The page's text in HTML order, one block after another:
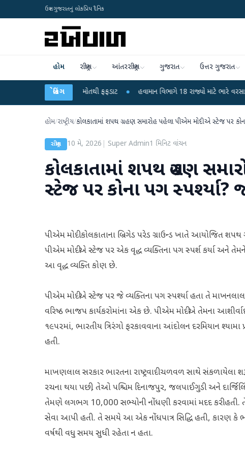
ઉત્તર ગુજરાતનું લોકપ્રિય દૈનિક
હોમ રાષ્ટ્રીય આંતરરાષ્ટ્રીય ગુજરાત ઉત્તર ગુજરાત
બ્રેકિંગ
6 બાળકોના મોતથી ફફડાટ ● હવામાન વિભાગે 18 રાજ્યો માટે ભારે વરસાદની ચેતવણી
હોમ/રાષ્ટ્રીય/કોલકાતામાં શપથ ગ્રહણ સમારોહ પહેલા પીએમ મોદીએ સ્ટેજ પર
રાષ્ટ્રીય 10 મે, 2026 Super Admin1 મિનિટ વાંચન
કોલકાતામાં શપથ ગ્રહણ
સ્ટેજ પર કોના પગ સ્પર્શ્યા?
પીએમ મોદી કોલકાતાના બ્રિગેડ પરેડ ગ્રાઉન્ડ ખાતે આયોજિત
પીએમ મોદીએ સ્ટેજ પર એક વૃદ્ધ વ્યક્તિના પગ સ્પર્શ કર્યા અને
આ વૃદ્ધ વ્યક્તિ કોણ છે.
પીએમ મોદીએ સ્ટેજ પર જે વ્યક્તિના પગ સ્પર્શ્યા હતા તે
વરિષ્ઠ ભાજપ કાર્યકરોમાંના એક છે. પીએમ મોદીએ તેમના
૧૯૫૨માં, ભારતીય ત્રિરંગો ફરકાવવાના આંદોલન દરમિયાન
હતી.
માખણલાલ સરકાર ભારતના રાષ્ટ્રવાદી ચળવળ સાથે
રચના થયા પછી, તેઓ પશ્ચિમ દિનાજપુર, જલપાઈગુડી અને
તેમણે લગભગ 10,000 સભ્યોની નોંધણી કરવામાં મદદ કરી
સેવા આપી હતી. તે સમયે આ એક નોંધપાત્ર સિદ્ધિ હતી, કારણ
વર્ષથી વધુ સમય સુધી રહેતા ન હતા.